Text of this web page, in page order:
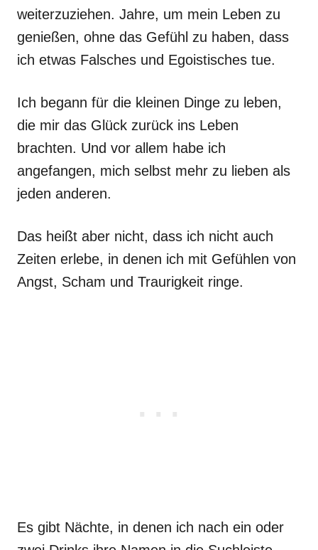
weiterzuziehen. Jahre, um mein Leben zu
genießen, ohne das Gefühl zu haben, dass
ich etwas Falsches und Egoistisches tue.
Ich begann für die kleinen Dinge zu leben,
die mir das Glück zurück ins Leben
brachten. Und vor allem habe ich
angefangen, mich selbst mehr zu lieben als
jeden anderen.
Das heißt aber nicht, dass ich nicht auch
Zeiten erlebe, in denen ich mit Gefühlen von
Angst, Scham und Traurigkeit ringe.
Es gibt Nächte, in denen ich nach ein oder